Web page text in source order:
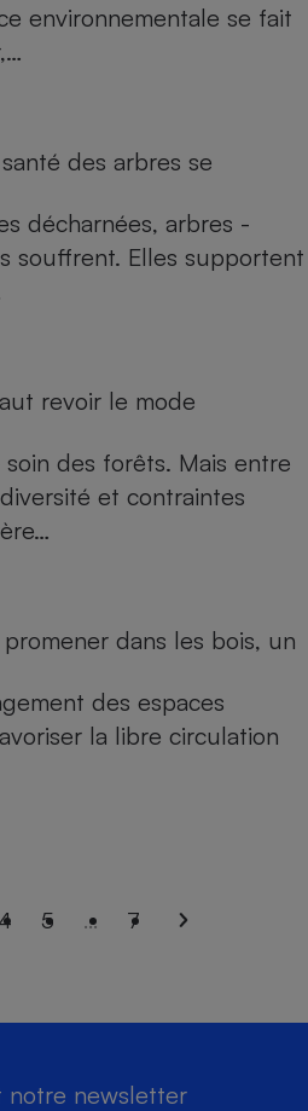
environnementale se fait
des arbres se
décharnées, arbres
souffrent. Elles supportent
revoir le mode
des forêts. Mais entre
et contraintes
dans les bois, un
des espaces
la libre circulation
4 5 ... 7
notre newsletter